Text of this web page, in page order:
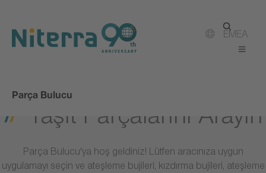
main
navigation
main
content
footer
EMEA
Parça Bulucu
Taşıt Parçalarını Arayın
Parça Bulucu'ya hoş geldiniz! Lütfen aracınıza uygun
uygulamayı seçin ve ateşleme bujileri, kızdırma bujileri, ateşleme